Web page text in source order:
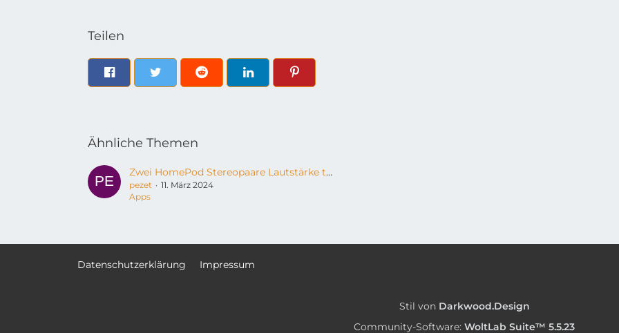
Teilen
Ähnliche Themen
Zwei HomePod Stereopaare Lautstärke trennen
pezet
11. März 2024
Apps
Datenschutzerklärung Impressum
Stil von Darkwood.Design
Community-Software: WoltLab Suite™ 5.5.23